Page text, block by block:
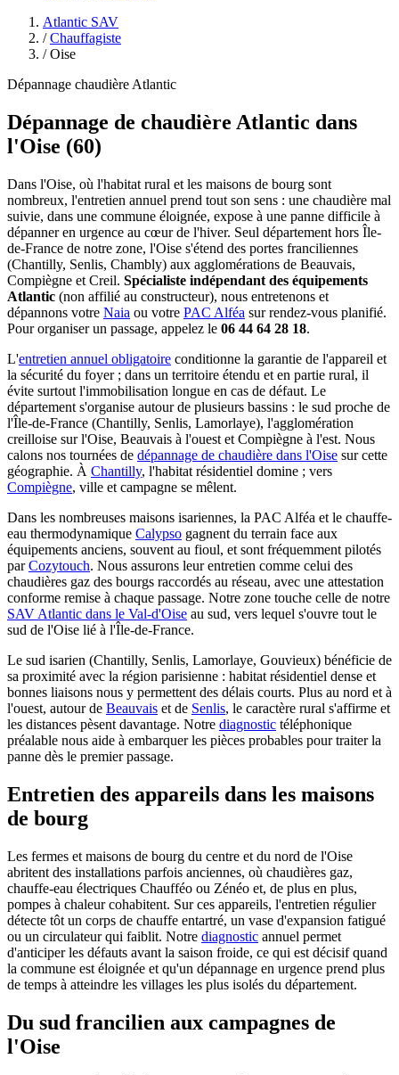
Atlantic SAV
/ Chauffagiste
/ Oise
Dépannage chaudière Atlantic
Dépannage de chaudière Atlantic dans
l'Oise (60)
Dans l'Oise, où l'habitat rural et les maisons de bourg sont
nombreux, l'entretien annuel prend tout son sens : une chaudière mal
suivie, dans une commune éloignée, expose à une panne difficile à
dépanner en urgence au cœur de l'hiver. Seul département hors Île-
de-France de notre zone, l'Oise s'étend des portes franciliennes
(Chantilly, Senlis, Chambly) aux agglomérations de Beauvais,
Compiègne et Creil. Spécialiste indépendant des équipements
Atlantic (non affilié au constructeur), nous entretenons et
dépannons votre Naia ou votre PAC Alféa sur rendez-vous planifié.
Pour organiser un passage, appelez le 06 44 64 28 18.
L'entretien annuel obligatoire conditionne la garantie de l'appareil et
la sécurité du foyer ; dans un territoire étendu et en partie rural, il
évite surtout l'immobilisation longue en cas de défaut. Le
département s'organise autour de plusieurs bassins : le sud proche de
l'Île-de-France (Chantilly, Senlis, Lamorlaye), l'agglomération
creilloise sur l'Oise, Beauvais à l'ouest et Compiègne à l'est. Nous
calons nos tournées de dépannage de chaudière dans l'Oise sur cette
géographie. À Chantilly, l'habitat résidentiel domine ; vers
Compiègne, ville et campagne se mêlent.
Dans les nombreuses maisons isariennes, la PAC Alféa et le chauffe-
eau thermodynamique Calypso gagnent du terrain face aux
équipements anciens, souvent au fioul, et sont fréquemment pilotés
parCozytouch. Nous assurons leur entretien comme celui des
chaudières gaz des bourgs raccordés au réseau, avec une attestation
conforme remise à chaque passage. Notre zone touche celle de notre
SAV Atlantic dans le Val-d'Oise au sud, vers lequel s'ouvre tout le
sud de l'Oise lié à l'Île-de-France.
Le sud isarien (Chantilly, Senlis, Lamorlaye, Gouvieux) bénéficie de
sa proximité avec la région parisienne : habitat résidentiel dense et
bonnes liaisons nous y permettent des délais courts. Plus au nord et à
l'ouest, autour de Beauvais et de Senlis, le caractère rural s'affirme et
les distances pèsent davantage. Notre diagnostic téléphonique
préalable nous aide à embarquer les pièces probables pour traiter la
panne dès le premier passage.
Entretien des appareils dans les maisons
de bourg
Les fermes et maisons de bourg du centre et du nord de l'Oise
abritent des installations parfois anciennes, où chaudières gaz,
chauffe-eau électriques Chaufféo ou Zénéo et, de plus en plus,
pompes à chaleur cohabitent. Sur ces appareils, l'entretien régulier
détecte tôt un corps de chauffe entartré, un vase d'expansion fatigué
ou un circulateur qui faiblit. Notre diagnostic annuel permet
d'anticiper les défauts avant la saison froide, ce qui est décisif quand
la commune est éloignée et qu'un dépannage en urgence prend plus
de temps à atteindre les villages les plus isolés du département.
Du sud francilien aux campagnes de
l'Oise